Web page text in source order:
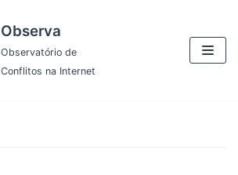
Observa
Observatório de
Conflitos na Internet